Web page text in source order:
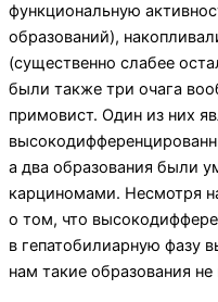
функциональную
образований),
(существенно слабее
были также три очага
примовист. Один из них
а два об­разования были
карциномами. Несмотря
о том, что
в гепатобилиарную фазу
нам такие образования не